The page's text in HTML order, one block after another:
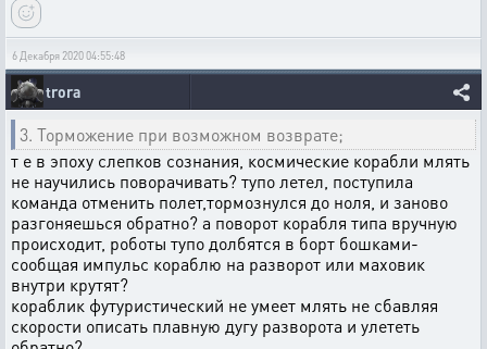
6 Декабря 2020 04:55:48
trora
3. Торможение при возможном возврате;
т е в эпоху слепков сознания, космические корабли млять
не научились поворачивать? тупо летел, поступила
команда отменить полет,тормознулся до ноля, и заново
разгоняешься обратно? а поворот корабля типа вручную
происходит, роботы тупо долбятся в борт бошками-
сообщая импульс кораблю на разворот или маховик
внутри крутят?
кораблик футуристический не умеет млять не сбавляя
скорости описать плавную дугу разворота и улететь